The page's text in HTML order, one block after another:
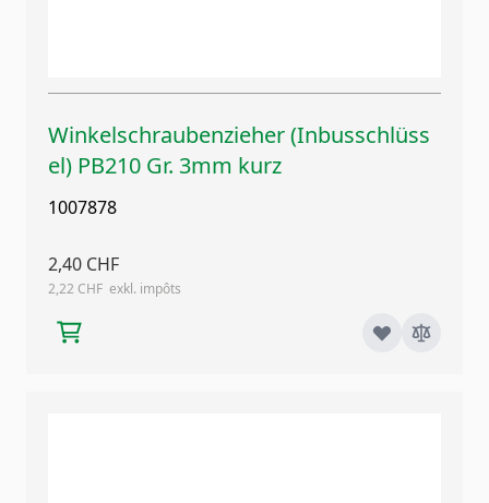
Winkelschraubenzieher (Inbusschlüss
el) PB210 Gr. 3mm kurz
1007878
2,40 CHF
2,22 CHF